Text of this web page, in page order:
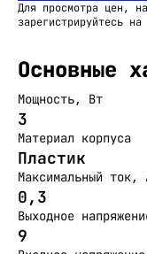
Для просмотра цен,
зарегистрируйтесь на
Основные
Мощность, Вт
3
Материал корпуса
Пластик
Максимальный ток,
0,3
Выходное
9